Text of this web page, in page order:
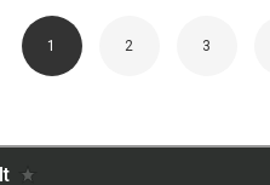
1 2 3